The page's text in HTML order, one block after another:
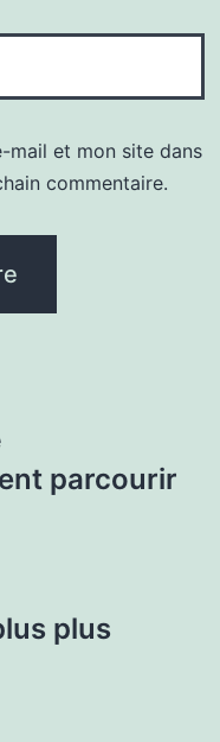
mail et mon site dans
commentaire.
parcourir
plus